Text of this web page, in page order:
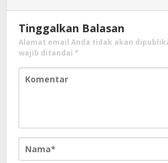
Tinggalkan Balasan
Alamat email Anda tidak akan
wajib ditandai *